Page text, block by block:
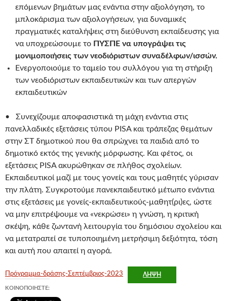
επόμενων βημάτων μας ενάντια στην αξιολόγηση, το
μπλοκάρισμα των αξιολογήσεων, για δυναμικές
πραγματικές καταλήψεις στη διεύθυνση εκπαίδευσης για
να υποχρεώσουμε το ΠΥΣΠΕ να υπογράψει τις
μονιμοποιήσεις των νεοδιόριστων συναδέλφων/ισσών.
Ενεργοποιούμε το ταμείο του συλλόγου για τη στήριξη
των νεοδιόριστων εκπαιδευτικών και των απεργών
εκπαιδευτικών
• Συνεχίζουμε αποφασιστικά τη μάχη ενάντια στις
πανελλαδικές εξετάσεις τύπου PISA και τράπεζας θεμάτων
στην ΣΤ δημοτικού που θα σπρώχνει τα παιδιά από το
δημοτικό εκτός της γενικής μόρφωσης. Και φέτος, οι
εξετάσεις PISA ακυρώθηκαν σε πλήθος σχολείων.
Εκπαιδευτικοί μαζί με τους γονείς και τους μαθητές γύρισαν
την πλάτη. Συγκροτούμε πανεκπαιδευτικό μέτωπο ενάντια
στις εξετάσεις με γονείς-εκπαιδευτικούς-μαθητ(ρι)ες, ώστε
να μην επιτρέψουμε να «νεκρώσει» η γνώση, η κριτική
σκέψη, κάθε ζωντανή λειτουργία του δημόσιου σχολείου και
να μετατραπεί σε τυποποιημένη μετρήσιμη δεξιότητα, τόση
και αυτή που απαιτεί η αγορά.
Πρόγραμμα-δράσης-Σεπτέμβριος-2023 ΛΉΨΗ
ΚΟΙΝΟΠΟΙΉΣΤΕ: